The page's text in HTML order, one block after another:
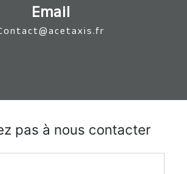
Email
contact@acetaxis.fr
pas à nous contacter